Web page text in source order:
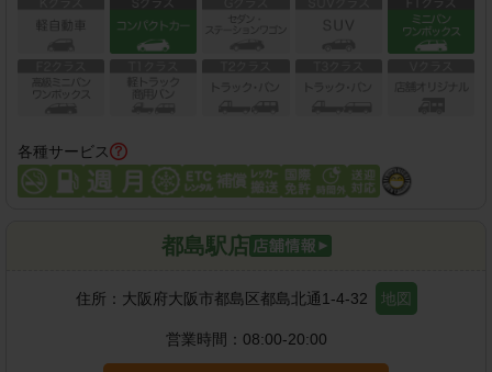
各種サービス
都島駅店
住所： 大阪府大阪市都島区都島北通1-4-32 地図
営業時間： 08:00-20:00